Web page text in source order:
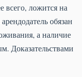
всего, ложится на
обязан
а наличие
Доказательствами